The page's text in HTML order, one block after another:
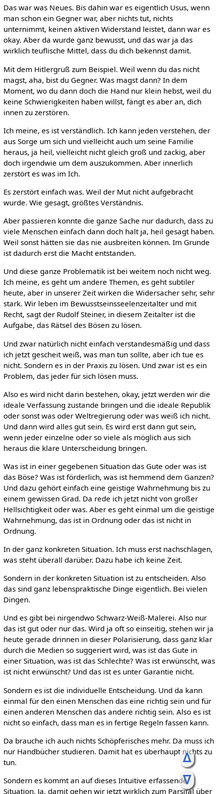
ᐃ
ᐁ
Das war was Neues. Bis dahin war es eigentlich Usus, wenn
man schon ein Gegner war, aber nichts tut, nichts
unternimmt, keinen aktiven Widerstand leistet, dann war es
okay. Aber da wurde ganz bewusst, und das war ja das
wirklich teuflische Mittel, dass du dich bekennst damit.
Mit dem Hitlergruß zum Beispiel. Weil wenn du das nicht
magst, aha, bist du Gegner. Was magst dann? In dem
Moment, wo du dann doch die Hand nur klein hebst, weil du
keine Schwierigkeiten haben willst, fängt es aber an, dich
innen zu zerstören.
Ich meine, es ist verständlich. Ich kann jeden verstehen, der
aus Sorge um sich und vielleicht auch um seine Familie
heraus, ja heil, vielleicht nicht gleich groß und zackig, aber
doch irgendwie um dem auszukommen. Aber innerlich
zerstört es was im Ich.
Es zerstört einfach was. Weil der Mut nicht aufgebracht
wurde. Wie gesagt, größtes Verständnis.
Aber passieren konnte die ganze Sache nur dadurch, dass zu
viele Menschen einfach dann doch halt ja, heil gesagt haben.
Weil sonst hätten sie das nie ausbreiten können. Im Grunde
ist dadurch erst die Macht entstanden.
Und diese ganze Problematik ist bei weitem noch nicht weg.
Ich meine, es geht um andere Themen, es geht subtiler
heute, aber in unserer Zeit wirken die Widersacher sehr, sehr
stark. Wir leben im Bewusstseinsseelenzeitalter und mit
Recht, sagt der Rudolf Steiner, in diesem Zeitalter ist die
Aufgabe, das Rätsel des Bösen zu lösen.
Und zwar natürlich nicht einfach verstandesmäßig und dass
ich jetzt gescheit weiß, was man tun sollte, aber ich tue es
nicht. Sondern es in der Praxis zu lösen. Und zwar ist es ein
Problem, das jeder für sich lösen muss.
Also es wird nicht darin bestehen, okay, jetzt werden wir die
ideale Verfassung zustande bringen und die ideale Republik
oder sonst was oder Weltregierung oder was weiß ich nicht.
Und dann wird alles gut sein. Es wird erst dann gut sein,
wenn jeder einzelne oder so viele als möglich aus sich
heraus die klare Unterscheidung bringen.
Was ist in einer gegebenen Situation das Gute oder was ist
das Böse? Was ist förderlich, was ist hemmend dem Ganzen?
Und dazu gehört einfach eine geistige Wahrnehmung bis zu
einem gewissen Grad. Da rede ich jetzt nicht von großer
Hellsichtigkeit oder was. Aber es geht einmal um die geistige
Wahrnehmung, das ist in Ordnung oder das ist nicht in
Ordnung.
In der ganz konkreten Situation. Ich muss erst nachschlagen,
was steht überall darüber. Dazu habe ich keine Zeit.
Sondern in der konkreten Situation ist zu entscheiden. Also
das sind ganz lebenspraktische Dinge eigentlich. Bei vielen
Dingen.
Und es gibt bei nirgendwo Schwarz-Weiß-Malerei. Also nur
das ist gut oder nur das. Wird ja oft so einseitig, stehen wir ja
heute gerade drinnen in dieser Polarisierung, dass ganz klar
durch die Medien so suggeriert wird, was ist das Gute in
einer Situation, was ist das Schlechte? Was ist erwünscht, was
ist nicht erwünscht? Und das ist es unter Garantie nicht.
Sondern es ist die individuelle Entscheidung. Und da kann
einmal für den einen Menschen das eine richtig sein und für
einen anderen Menschen das andere richtig sein. Also es ist
nicht so einfach, dass man es in fertige Regeln fassen kann.
Da brauche ich auch nichts Schöpferisches mehr. Da muss ich
nur Handbücher studieren. Damit hat es überhaupt nichts zu
tun.
Sondern es kommt an auf dieses Intuitive erfassende
Situation. Ja, damit gehen wir jetzt wirklich zum Parsifal über